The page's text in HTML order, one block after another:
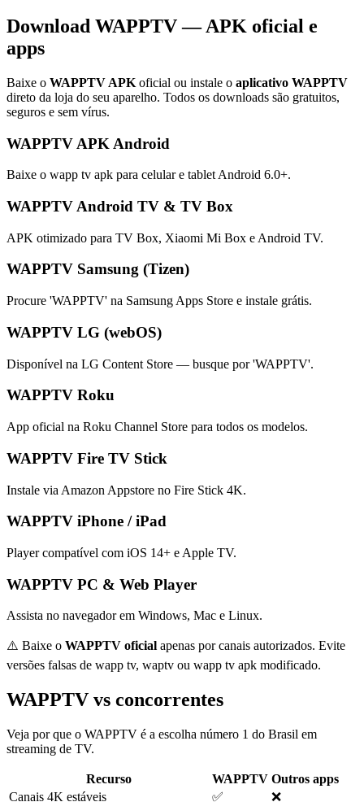
Download WAPPTV— APK oficial e
apps
Baixe o WAPPTV APK oficial ou instale o aplicativo WAPPTV
direto da loja do seu aparelho. Todos os downloads são gratuitos,
seguros e sem vírus.
WAPPTV APK Android
Baixe o wapp tv apk para celular e tablet Android 6.0+.
WAPPTV Android TV & TV Box
APK otimizado para TV Box, Xiaomi Mi Box e Android TV.
WAPPTV Samsung (Tizen)
Procure 'WAPPTV' na Samsung Apps Store e instale grátis.
WAPPTV LG (webOS)
Disponível na LG Content Store — busque por 'WAPPTV'.
WAPPTV Roku
App oficial na Roku Channel Store para todos os modelos.
WAPPTV Fire TV Stick
Instale via Amazon Appstore no Fire Stick 4K.
WAPPTV iPhone / iPad
Player compatível com iOS 14+ e Apple TV.
WAPPTV PC & Web Player
Assista no navegador em Windows, Mac e Linux.
⚠️ Baixe o WAPPTV oficial apenas por canais autorizados. Evite
versões falsas de wapp tv, waptv ou wapp tv apk modificado.
WAPPTV vs concorrentes
Veja por que o WAPPTV é a escolha número 1 do Brasil em
streaming de TV.
Recurso WAPPTV Outros apps
Canais 4K estáveis
✅ ❌